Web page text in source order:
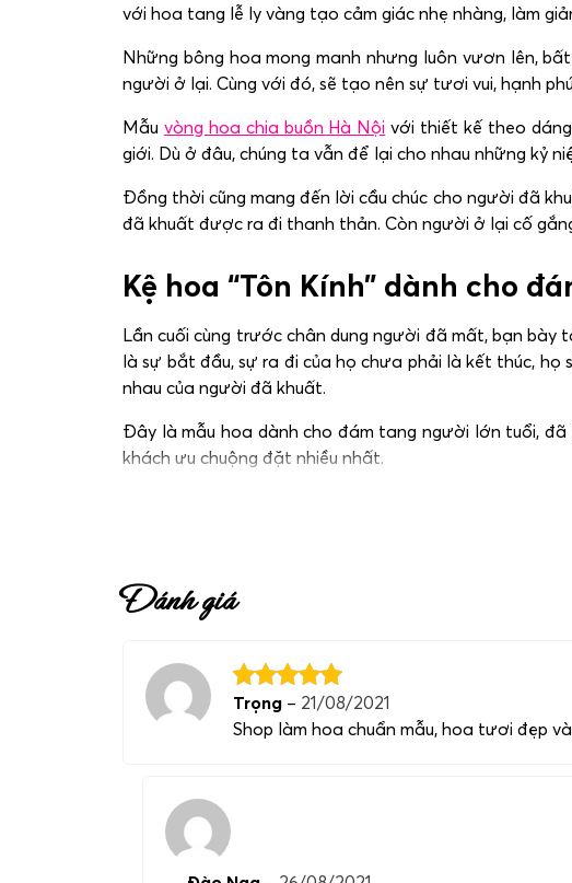
với hoa tang lễ ly vàng tạo cảm giác nhẹ nhàng, làm
Những bông hoa mong manh nhưng luôn vươn lên,
người ở lại. Cùng với đó, sẽ tạo nên sự tươi vui, hạnh
Mẫu vòng hoa chia buồn Hà Nội với thiết kế theo
giới. Dù ở đâu, chúng ta vẫn để lại cho nhau những kỷ
Đồng thời cũng mang đến lời cầu chúc cho người đã
đã khuất được ra đi thanh thản. Còn người ở lại cố
Kệ hoa “Tôn Kính” dành cho
Lần cuối cùng trước chân dung người đã mất, bạn bày
là sự bắt đầu, sự ra đi của họ chưa phải là kết thúc, họ
nhau của người đã khuất.
Đây là mẫu hoa dành cho đám tang người lớn tuổi,
khách ưu chuộng đặt nhiều nhất.
Đánh giá
Trọng – 21/08/2021
Shop làm hoa chuẩn mẫu, hoa tươi đẹp